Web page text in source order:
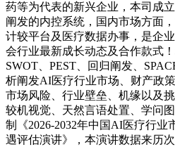
药等为代表的新兴企业，本司成
阐发的内控系统，国内市场方面
计较平台及医疗数据办事，是企
会行业最新成长动态及合作款式！
SWOT、PEST、回归阐发、
析阐发AI医疗行业市场、财产政
市场风险、行业壁垒、机缘以及
较机视觉、天然言语处置、学问
制《2026-2032年中国AI医疗行业
遇评估演讲》，本演讲数据来历